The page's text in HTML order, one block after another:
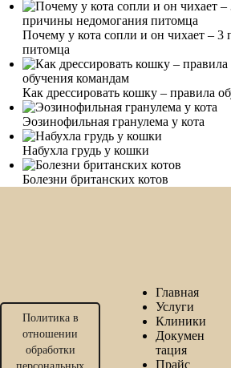
Почему у кота сопли и он чихает –
питомца
Как дрессировать кошку – правила
Эозинофильная гранулема у кота
Набухла грудь у кошки
Болезни британских котов
Политика в
отношении
обработки
Главная
Услуги
Клиники
Докумен
тация
Прайс